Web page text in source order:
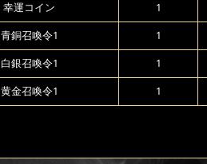
幸運コイン 1
青銅召喚令1 1
白銀召喚令1 1
黄金召喚令1 1